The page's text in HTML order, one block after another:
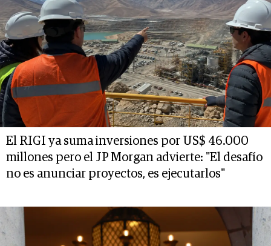
El RIGI ya suma inversiones por US$ 46.000
millones pero el JP Morgan advierte: "El desafío
no es anunciar proyectos, es ejecutarlos"